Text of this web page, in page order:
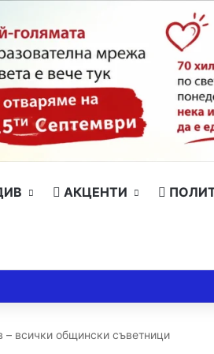
АКЦЕНТИ
– всички общински съветници